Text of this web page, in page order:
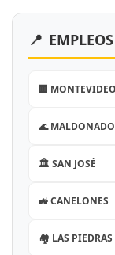
📍
🏢 MONTEVIDEO
🌊 MALDONADO
🏛️ SAN JOSÉ
🚜 CANELONES
🏘️ LAS PIEDRAS